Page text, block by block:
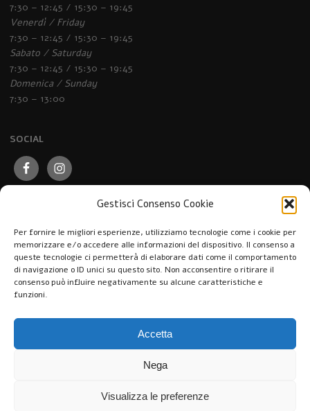
Gestisci Consenso Cookie
Per fornire le migliori esperienze, utilizziamo tecnologie come i cookie per
memorizzare e/o accedere alle informazioni del dispositivo. Il consenso a
queste tecnologie ci permetterà di elaborare dati come il comportamento
di navigazione o ID unici su questo sito. Non acconsentire o ritirare il
consenso può influire negativamente su alcune caratteristiche e
funzioni.
Accetta
Nega
Visualizza le preferenze
7:30 – 12:45 / 15:30 – 19:45
Venerdì / Friday
7:30 – 12:45 / 15:30 – 19:45
Sabato / Saturday
7:30 – 12:45 / 15:30 – 19:45
Domenica / Sunday
7:30 – 13:00
SOCIAL
Pasticceria Caffè Nuovo Mondo © 2026. All Rights Reserved.